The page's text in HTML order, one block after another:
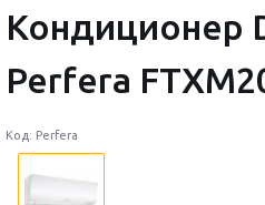
Koндиционер
Perfera
Код: Perfera